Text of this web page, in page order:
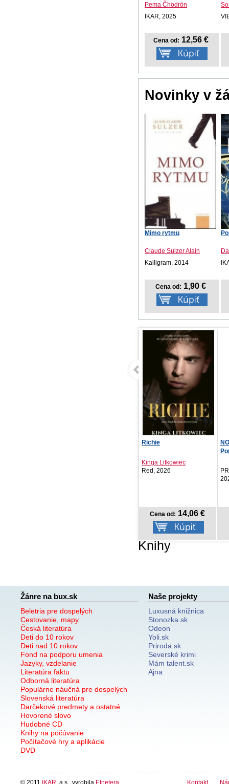
Pema Čhödrön
IKAR, 2025
Cena od: 12,56 €
Novinky v
Mimo rytmu
Claude Sulzer Alain
Kalligram, 2014
Cena od: 1,90 €
NOTIQUE Denný diár
PRESCOGROUP SK,
Cena od: 6,57 €
Knihy
Žánre na bux.sk
Beletria pre dospelých
Cestovanie, mapy
Česká literatúra
Deti do 10 rokov
Deti nad 10 rokov
Fond na podporu umenia
Jazyky, vzdelanie
Literatúra faktu
Odborná literatúra
Populárne náučná pre dospelých
Slovenská literatúra
Darčekové predmety a ostatné
Hovorené slovo
Hudobné CD
Knihy na počúvanie
Počítačové hry a aplikácie
DVD
Naše projekty
Luxusná knižnica
Stonozka.sk
Odeon
Yoli.sk
Priroda.sk
Severské krimi
Mám talent.sk
Ajna
© 2011 IKAR , a.s., vyrobila Etnetera Kontakt